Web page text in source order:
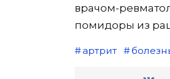
врачом-
помидоры из
артрит